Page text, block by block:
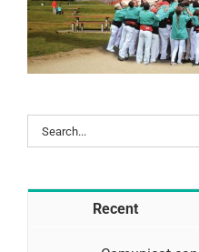
Search
for:
Recent